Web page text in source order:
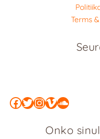
Terms
Facebook
Twitter
Instagram
Vimeo
Onko